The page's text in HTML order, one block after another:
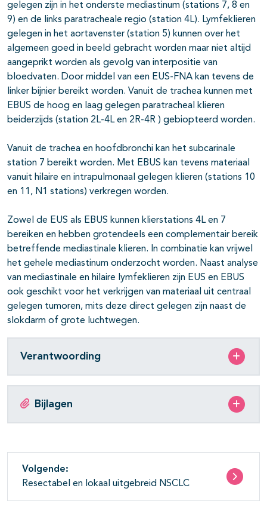
gelegen zijn in het onderste mediastinum (stations 7, 8 en
9) en de links paratracheale regio (station 4L). Lymfeklieren
gelegen in het aortavenster (station 5) kunnen over het
algemeen goed in beeld gebracht worden maar niet altijd
aangeprikt worden als gevolg van interpositie van
bloedvaten. Door middel van een EUS-FNA kan tevens de
linker bijnier bereikt worden. Vanuit de trachea kunnen met
EBUS de hoog en laag gelegen paratracheal klieren
beiderzijds (station 2L-4L en 2R-4R ) gebiopteerd worden.
Vanuit de trachea en hoofdbronchi kan het subcarinale
station 7 bereikt worden. Met EBUS kan tevens materiaal
vanuit hilaire en intrapulmonaal gelegen klieren (stations 10
en 11, N1 stations) verkregen worden.
Zowel de EUS als EBUS kunnen klierstations 4L en 7
bereiken en hebben grotendeels een complementair bereik
betreffende mediastinale klieren. In combinatie kan vrijwel
het gehele mediastinum onderzocht worden. Naast analyse
van mediastinale en hilaire lymfeklieren zijn EUS en EBUS
ook geschikt voor het verkrijgen van materiaal uit centraal
gelegen tumoren, mits deze direct gelegen zijn naast de
slokdarm of grote luchtwegen.
Verantwoording
Bijlagen
Volgende:
Resectabel en lokaal uitgebreid NSCLC